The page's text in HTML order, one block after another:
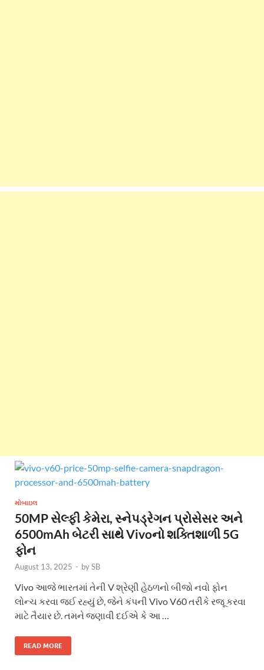
મોબાઇલ
50MP સેલ્ફી કેમેરા, સ્નેપડ્રેગન પ્રોસેસર અને
6500mAh બેટરી સાથે Vivoનો શક્તિશાળી 5G
ફોન
August 13, 2025 - bySB
Vivo આજે ભારતમાં તેની V શ્રેણી હેઠળનો બીજો નવો ફોન
લોન્ચ કરવા જઈ રહ્યું છે, જેને કંપની Vivo V60 તરીકે રજૂ કરવા
માટે તૈયાર છે. તમને જણાવી દઈએ કે આ …
READ MORE